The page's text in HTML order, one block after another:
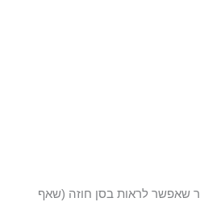
שאפשר לראות בסן חוזה (שאף